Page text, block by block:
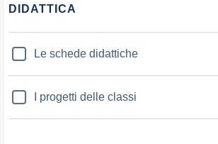
DIDATTICA
Le schede didattiche
I progetti delle classi